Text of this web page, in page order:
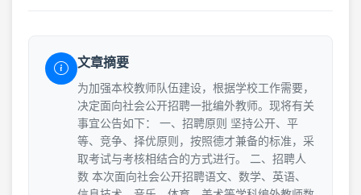
文章摘要
为加强本校教师队伍建设，根据学校工作需要，
决定面向社会公开招聘一批编外教师。现将有关
事宜公告如下： 一、招聘原则 坚持公开、平
等、竞争、择优原则，按照德才兼备的标准，采
取考试与考核相结合的方式进行。 二、招聘人
数 本次面向社会公开招聘语文、数学、英语、